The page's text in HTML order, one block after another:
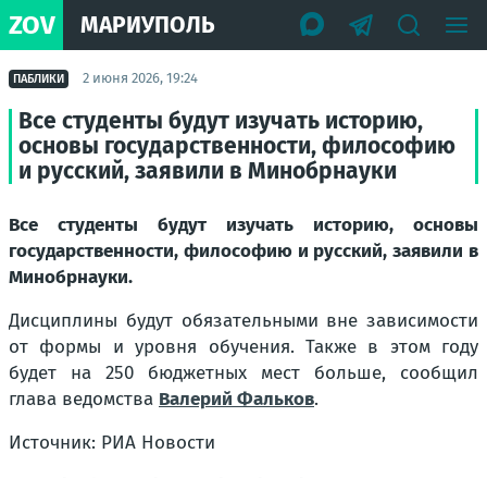
ZOV МАРИУПОЛЬ
ПАБЛИКИ 2 июня 2026, 19:24
Все студенты будут изучать историю,
основы государственности, философию
и русский, заявили в Минобрнауки
Все студенты будут изучать историю, основы
государственности, философию и русский, заявили в
Минобрнауки.
Дисциплины будут обязательными вне зависимости
от формы и уровня обучения. Также в этом году
будет на 250 бюджетных мест больше, сообщил
глава ведомства Валерий Фальков.
Источник: РИА Новости